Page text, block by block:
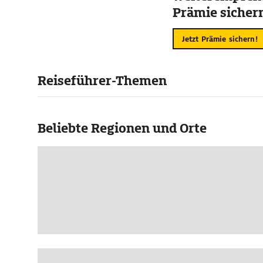
Prämie
Jetzt Prämie sichern!
Reiseführer-Themen
Beliebte Regionen und Orte